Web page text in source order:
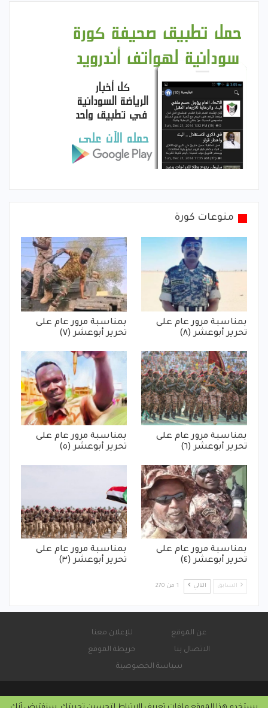
منوعات كورة
بمناسبة مرور عام على
تحرير أبوعشر (٨)
بمناسبة مرور عام على
تحرير أبوعشر (٧)
بمناسبة مرور عام على
تحرير أبوعشر (٦)
بمناسبة مرور عام على
تحرير أبوعشر (٥)
بمناسبة مرور عام على
تحرير أبوعشر (٤)
بمناسبة مرور عام على
تحرير أبوعشر (٣)
السابق التالي 1 من 270
عن الموقع
للإعلان معنا
الاتصال بنا
خريطة الموقع
سياسة الخصوصية